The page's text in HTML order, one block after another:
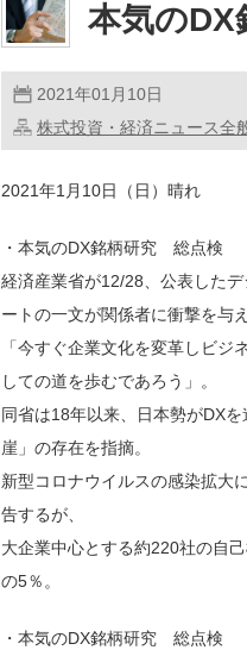
本気の
2021年01月10日
株式投資・経済ニュース全
2021年1月10日（日）晴れ
・本気のDX銘柄研究 総点検
経済産業省が12/28、公表した
ートの一文が関係者に衝撃を与え
「今すぐ企業文化を変革しビ
しての道を歩むであろう」。
同省は18年以来、日本勢がDX
崖」の存在を指摘。
新型コロナウイルスの感染拡大
告するが、
大企業中心とする約220社の自
の5％。
・本気のDX銘柄研究 総点検